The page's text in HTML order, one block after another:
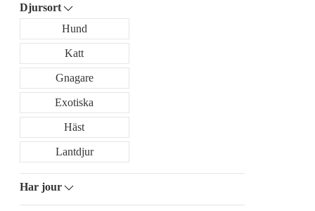
Djursort
Hund
Katt
Gnagare
Exotiska
Häst
Lantdjur
Har jour